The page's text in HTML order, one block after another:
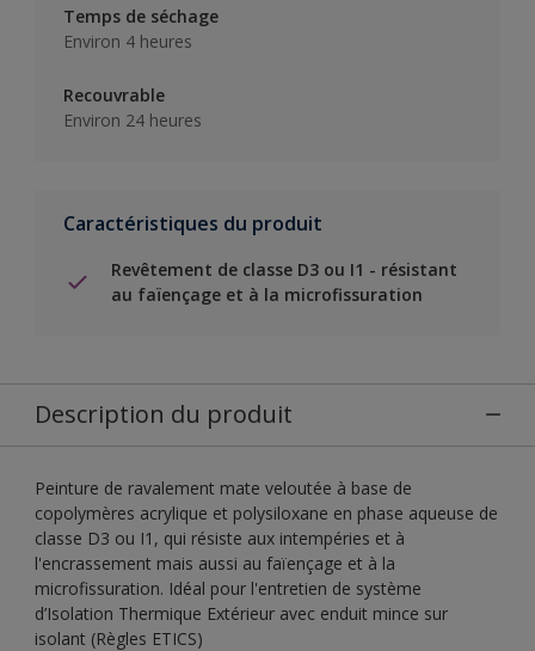
Temps de séchage
Environ 4 heures
Recouvrable
Environ 24 heures
Caractéristiques du produit
Revêtement de classe D3 ou I1 - résistant
au faïençage et à la microfissuration
Description du produit
Peinture de ravalement mate veloutée à base de
copolymères acrylique et polysiloxane en phase aqueuse de
classe D3 ou I1, qui résiste aux intempéries et à
l'encrassement mais aussi au faïençage et à la
microfissuration. Idéal pour l'entretien de système
d’Isolation Thermique Extérieur avec enduit mince sur
isolant (Règles ETICS)